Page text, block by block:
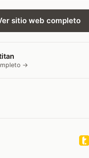
sitio web completo
→